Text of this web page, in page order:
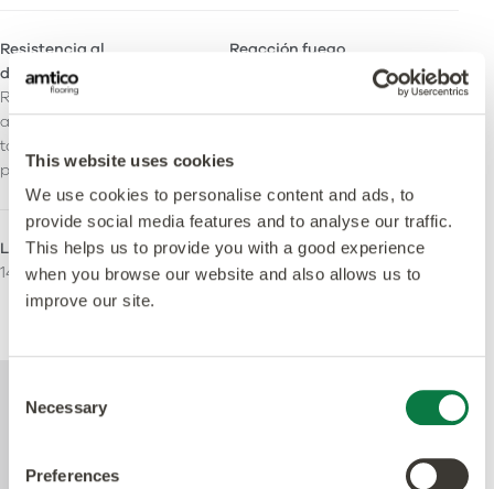
This website uses cookies
We use cookies to personalise content and ads, to
provide social media features and to analyse our traffic.
This helps us to provide you with a good experience
when you browse our website and also allows us to
improve our site.
Selection
Necessary
Preferences
Resistencia al
deslizamiento
R10: Resistencia optimizada
al deslizamento durante
toda la vida útil del
producto.
Reacción fuego
LRV - Valor Y
14
Áreas de uso
Doméstico
este producto, consulte el documento de
su descarga al pie de la página.